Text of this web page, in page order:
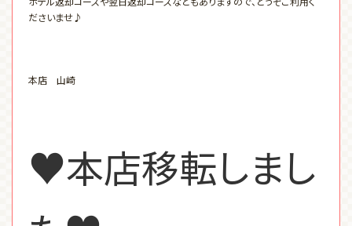
ださいませ♪
本店 山崎
♥本店移転しまし